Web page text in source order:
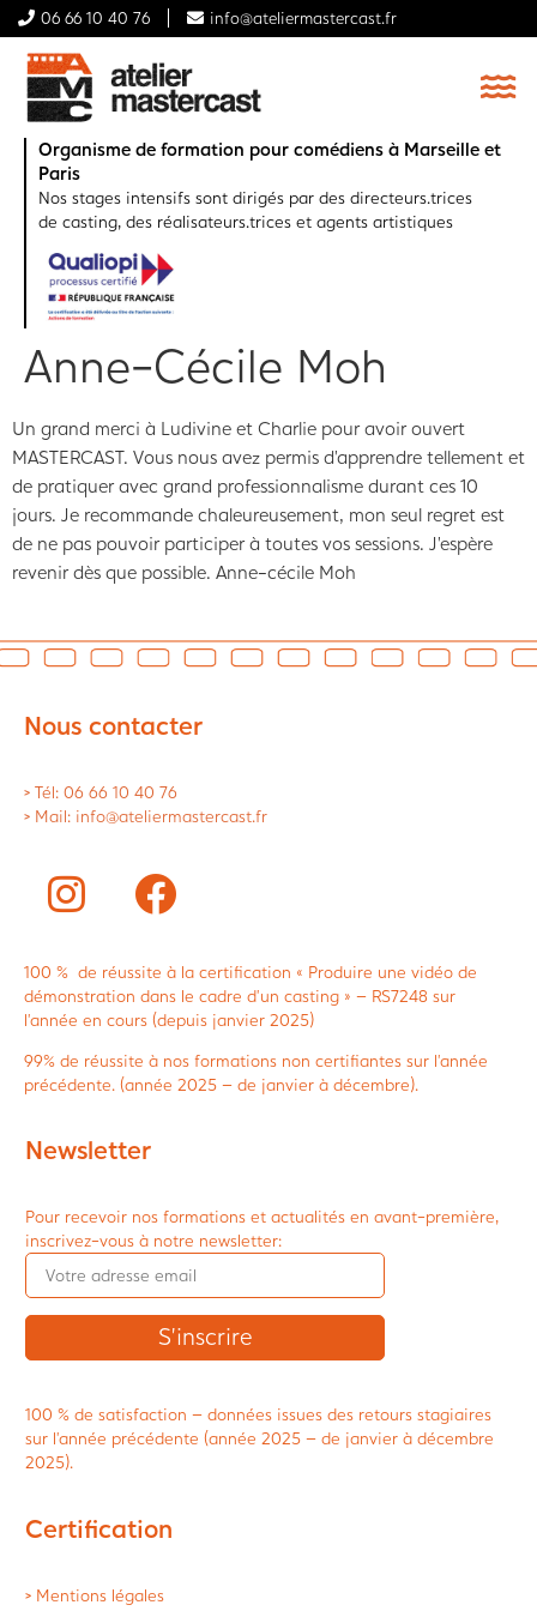
06 66 10 40 76 info@ateliermastercast.fr
Organisme de formation pour comédiens à Marseille et
Paris
Nos stages intensifs sont dirigés par des directeurs.trices
de casting, des réalisateurs.trices et agents artistiques
Anne-Cécile Moh
Un grand merci à Ludivine et Charlie pour avoir ouvert
MASTERCAST. Vous nous avez permis d’apprendre tellement et
de pratiquer avec grand professionnalisme durant ces 10
jours. Je recommande chaleureusement, mon seul regret est
de ne pas pouvoir participer à toutes vos sessions. J’espère
revenir dès que possible. Anne-cécile Moh
Nous contacter
> Tél: 06 66 10 40 76
> Mail: info@ateliermastercast.fr
100 % de réussite à la certification « Produire une vidéo de
démonstration dans le cadre d’un casting » – RS7248 sur
l’année en cours (depuis janvier 2025)
99% de réussite à nos formations non certifiantes sur l’année
précédente. (année 2025 – de janvier à décembre).
Newsletter
Pour recevoir nos formations et actualités en avant-première,
inscrivez-vous à notre newsletter:
100 % de satisfaction – données issues des retours stagiaires
sur l’année précédente (année 2025 – de janvier à décembre
2025).
Certification
> Mentions légales